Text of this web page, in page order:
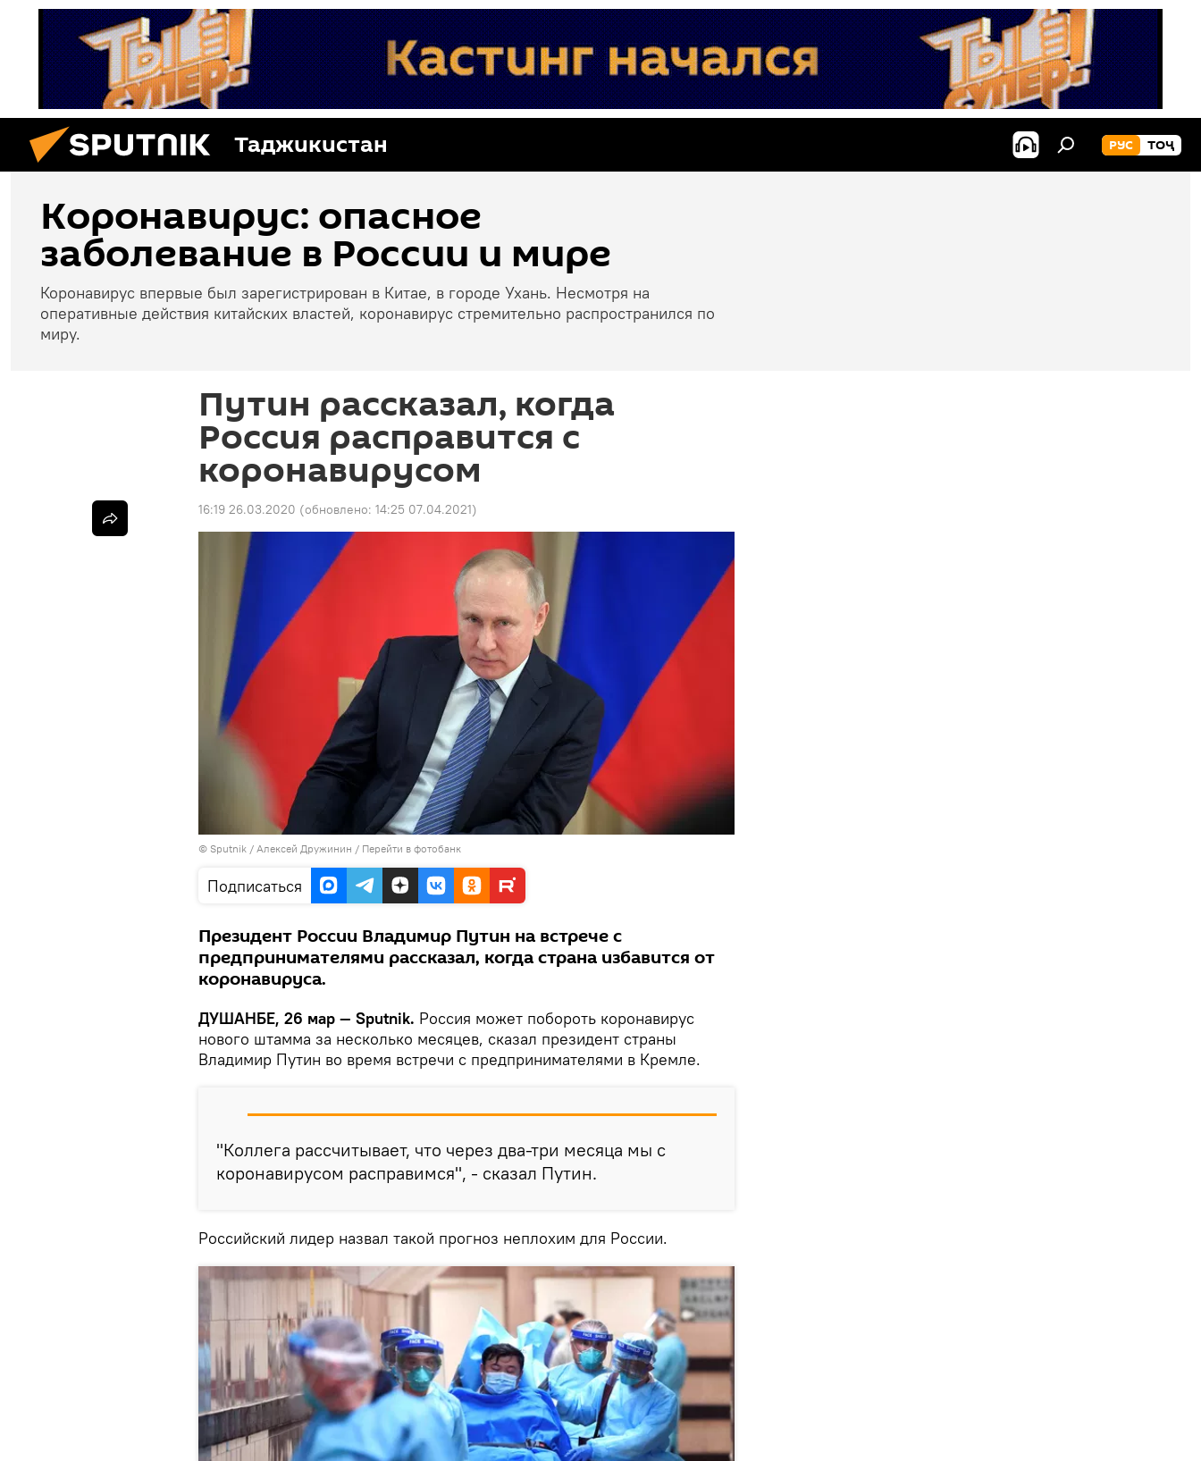
Таджикистан РУС ТОҶ
Коронавирус: опасное
заболевание в России и мире
Коронавирус впервые был зарегистрирован в Китае, в городе Ухань. Несмотря на
оперативные действия китайских властей, коронавирус стремительно распространился по
миру.
Путин рассказал, когда
Россия расправится с
коронавирусом
16:19 26.03.2020 (обновлено: 14:25 07.04.2021)
© Sputnik / Алексей Дружинин / Перейти в фотобанк
Подписаться
Президент России Владимир Путин на встрече с
предпринимателями рассказал, когда страна избавится от
коронавируса.
ДУШАНБЕ, 26 мар — Sputnik. Россия может побороть коронавирус
нового штамма за несколько месяцев, сказал президент страны
Владимир Путин во время встречи с предпринимателями в Кремле.
"Коллега рассчитывает, что через два-три месяца мы с
коронавирусом расправимся", - сказал Путин.
Российский лидер назвал такой прогноз неплохим для России.